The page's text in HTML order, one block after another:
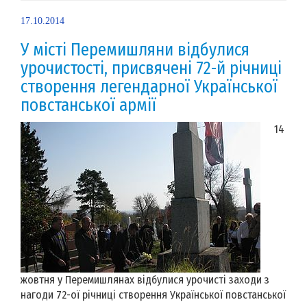
17.10.2014
У місті Перемишляни відбулися
урочистості, присвячені 72-й річниці
створення легендарної Української
повстанської армії
14
жовтня у Перемишлянах відбулися урочисті заходи з
нагоди 72-ої річниці створення Української повстанської